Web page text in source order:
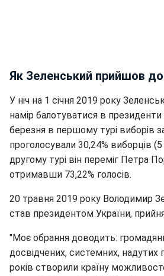
Як Зеленський прийшов
У ніч на 1 січня 2019 року
намір балотуватися в президенти
березня в першому турі виборів
проголосували 30,24% виборців
другому турі він переміг Петра
отримавши 73,22% голосів.
20 травня 2019 року Володимир
став президентом України,
"Моє обрання доводить:
досвідчених, системних, надутих
років створили країну